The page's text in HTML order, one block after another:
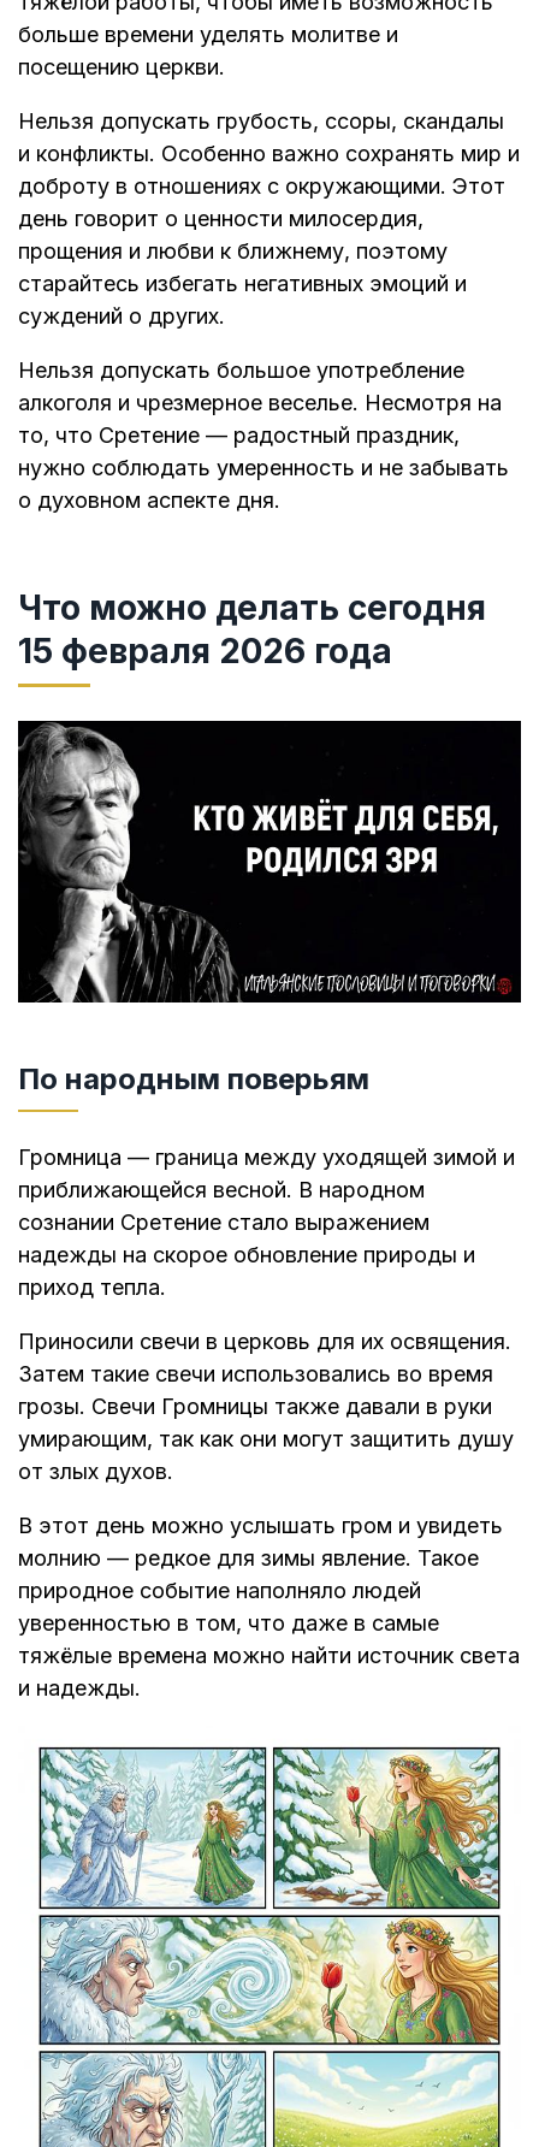
больше времени уделять молитве и
посещению церкви.
Нельзя допускать грубость, ссоры, скандалы
и конфликты. Особенно важно сохранять мир и
доброту в отношениях с окружающими. Этот
день говорит о ценности милосердия,
прощения и любви к ближнему, поэтому
старайтесь избегать негативных эмоций и
суждений о других.
Нельзя допускать большое употребление
алкоголя и чрезмерное веселье. Несмотря на
то, что Сретение — радостный праздник,
нужно соблюдать умеренность и не забывать
о духовном аспекте дня.
Что можно делать сегодня
15 февраля 2026 года
По народным поверьям
Громница — граница между уходящей зимой и
приближающейся весной. В народном
сознании Сретение стало выражением
надежды на скорое обновление природы и
приход тепла.
Приносили свечи в церковь для их освящения.
Затем такие свечи использовались во время
грозы. Свечи Громницы также давали в руки
умирающим, так как они могут защитить душу
от злых духов.
В этот день можно услышать гром и увидеть
молнию — редкое для зимы явление. Такое
природное событие наполняло людей
уверенностью в том, что даже в самые
тяжёлые времена можно найти источник света
и надежды.